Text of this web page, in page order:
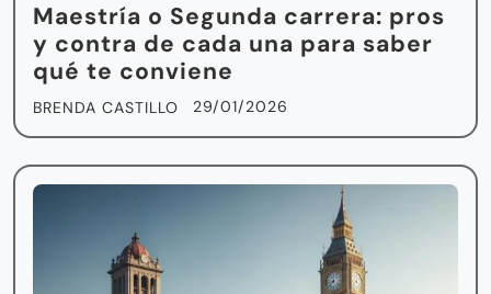
Maestría o Segunda carrera: pros
y contra de cada una para saber
qué te conviene
BRENDA CASTILLO 29/01/2026